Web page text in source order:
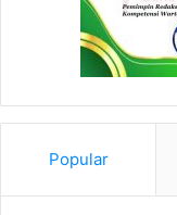
Popular